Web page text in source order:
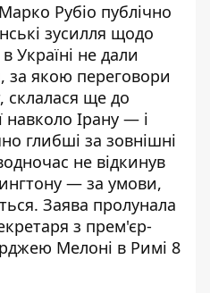
Рубіо публічно
зусилля щодо
Україні не дали
за якою переговори
склалася ще до
навколо Ірану — і
глибші за зовнішні
не відкинув
— за умови,
Заява пролунала
з прем'єр-
Мелоні в Римі 8